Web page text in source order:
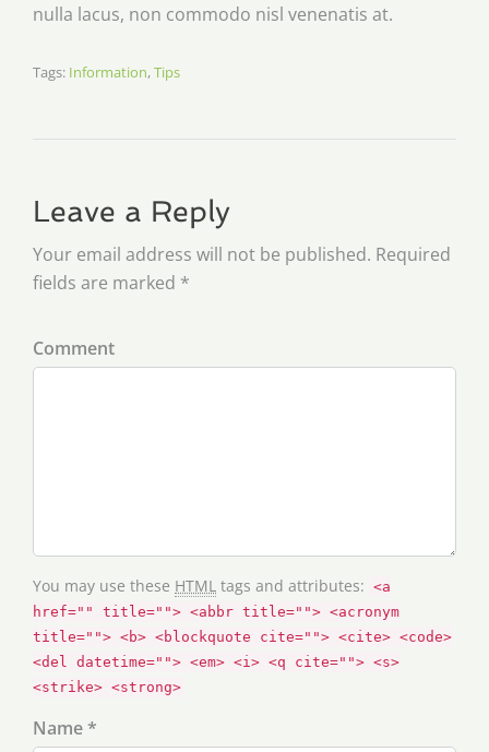
nulla lacus, non commodo nisl venenatis at.
Tags: Information,Tips
Leave a Reply
Your email address will not be published. Required
fields are marked *
Comment
You may use these HTML tags and attributes: <a
href="" title=""> <abbr title=""> <acronym
title=""> <b> <blockquote cite=""> <cite> <code>
<del datetime=""> <em> <i> <q cite=""> <s>
<strike> <strong>
Name *